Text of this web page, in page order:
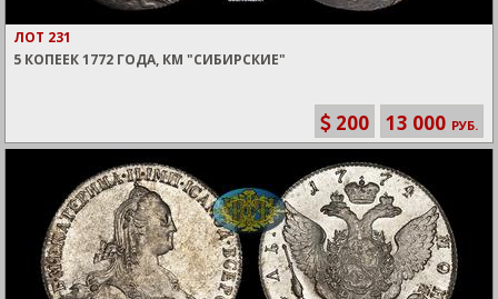
ЛОТ 231
5 КОПЕЕК 1772 ГОДА, КМ "СИБИРСКИЕ"
200 13 000 РУБ.